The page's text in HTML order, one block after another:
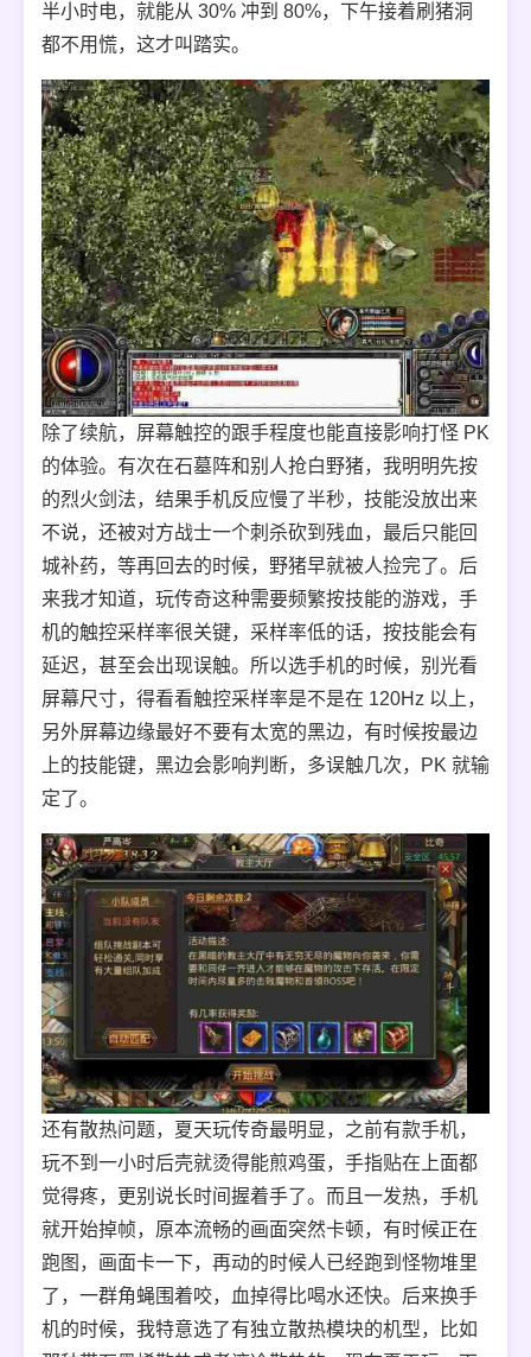
半小时电，就能从 30% 冲到 80%，下午接着刷猪洞
都不用慌，这才叫踏实。
除了续航，屏幕触控的跟手程度也能直接影响打怪 PK
的体验。有次在石墓阵和别人抢白野猪，我明明先按
的烈火剑法，结果手机反应慢了半秒，技能没放出来
不说，还被对方战士一个刺杀砍到残血，最后只能回
城补药，等再回去的时候，野猪早就被人捡完了。后
来我才知道，玩传奇这种需要频繁按技能的游戏，手
机的触控采样率很关键，采样率低的话，按技能会有
延迟，甚至会出现误触。所以选手机的时候，别光看
屏幕尺寸，得看看触控采样率是不是在 120Hz 以上，
另外屏幕边缘最好不要有太宽的黑边，有时候按最边
上的技能键，黑边会影响判断，多误触几次，PK 就输
定了。
还有散热问题，夏天玩传奇最明显，之前有款手机，
玩不到一小时后壳就烫得能煎鸡蛋，手指贴在上面都
觉得疼，更别说长时间握着手了。而且一发热，手机
就开始掉帧，原本流畅的画面突然卡顿，有时候正在
跑图，画面卡一下，再动的时候人已经跑到怪物堆里
了，一群角蝇围着咬，血掉得比喝水还快。后来换手
机的时候，我特意选了有独立散热模块的机型，比如